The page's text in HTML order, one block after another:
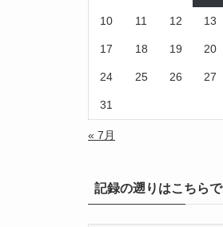
10 11 12 13
17 18 19 20
24 25 26 27
31
« 7月
記録の遡りはこちらで